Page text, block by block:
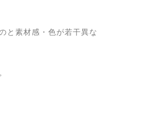
と素材感・色が若干異な